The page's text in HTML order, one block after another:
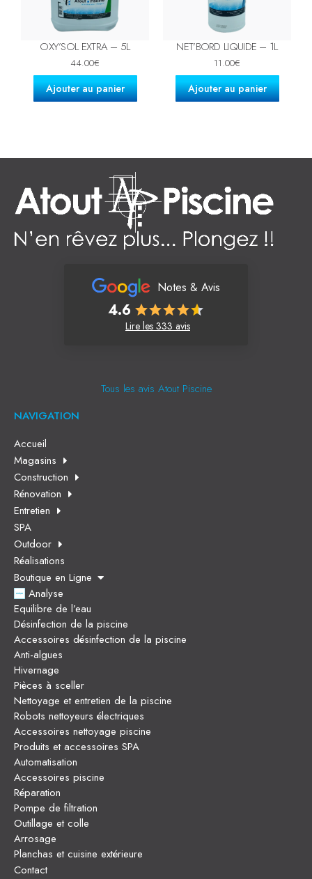
OXY’SOL EXTRA – 5L
44.00€
Ajouter au panier
NET’BORD LIQUIDE – 1L
11.00€
Ajouter au panier
Notes & Avis
4.6
Lire les 333 avis
Tous les avis Atout Piscine
NAVIGATION
Accueil
Magasins
Construction
Rénovation
Entretien
SPA
Outdoor
Réalisations
Boutique en Ligne
Analyse
Equilibre de l’eau
Désinfection de la piscine
Accessoires désinfection de la piscine
Anti-algues
Hivernage
Pièces à sceller
Nettoyage et entretien de la piscine
Robots nettoyeurs électriques
Accessoires nettoyage piscine
Produits et accessoires SPA
Automatisation
Accessoires piscine
Réparation
Pompe de filtration
Outillage et colle
Arrosage
Planchas et cuisine extérieure
Contact